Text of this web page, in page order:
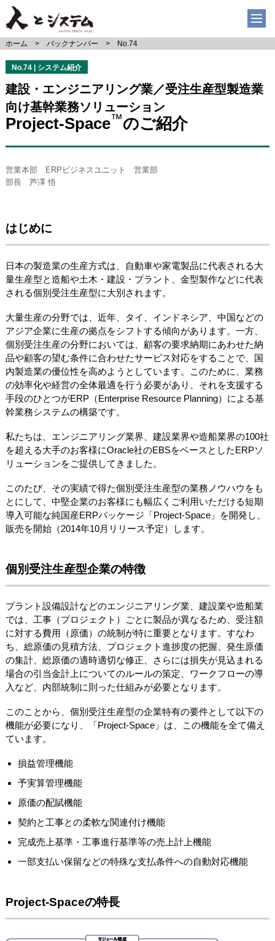
ホーム バックナンバー No.74
No.74 | システム紹介
建設・エンジニアリング業／受注生産型製造業
向け基幹業務ソリューション
Project-Space™のご紹介
営業本部 ERPビジネスユニット 営業部
部長 芦澤 悟
はじめに
日本の製造業の生産方式は、自動車や家電製品に代表される大
量生産型と造船や土木・建設・プラント、金型製作などに代表
される個別受注生産型に大別されます。
大量生産の分野では、近年、タイ、インドネシア、中国などの
アジア企業に生産の拠点をシフトする傾向があります。一方、
個別受注生産の分野においては、顧客の要求納期にあわせた納
品や顧客の望む条件に合わせたサービス対応をすることで、国
内製造業の優位性を高めようとしています。このために、業務
の効率化や経営の全体最適を行う必要があり、それを支援する
手段のひとつがERP（Enterprise Resource Planning）による基
幹業務システムの構築です。
私たちは、エンジニアリング業界、建設業界や造船業界の100社
を超える大手のお客様にOracle社のEBSをベースとしたERPソ
リューションをご提供してきました。
このたび、その実績で得た個別受注生産型の業務ノウハウをも
とにして、中堅企業のお客様にも幅広くご利用いただける短期
導入可能な純国産ERPパッケージ「Project-Space」を開発し、
販売を開始（2014年10月リリース予定）します。
個別受注生産型企業の特徴
プラント設備設計などのエンジニアリング業、建設業や造船業
では、工事（プロジェクト）ごとに製品が異なるため、受注額
に対する費用（原価）の統制が特に重要となります。すなわ
ち、総原価の見積方法、プロジェクト進捗度の把握、発生原価
の集計、総原価の適時適切な修正、さらには損失が見込まれる
場合の引当金計上についてのルールの策定、ワークフローの導
入など、内部統制に則った仕組みが必要となります。
このことから、個別受注生産型の企業特有の要件として以下の
機能が必要になり、「Project-Space」は、この機能を全て備え
ています。
損益管理機能
予実算管理機能
原価の配賦機能
契約と工事との柔軟な関連付け機能
完成売上基準・工事進行基準等の売上計上機能
一部支払い保留などの特殊な支払条件への自動対応機能
Project-Spaceの特長